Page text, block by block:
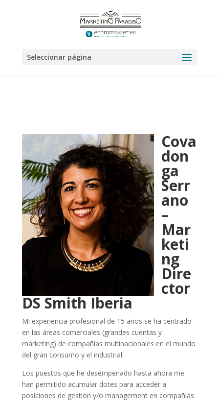
Seleccionar página
Cova
don
ga
Serr
ano
–
Mar
keti
ng
Dire
ctor
DS Smith Iberia
Mi experiencia profesional de 15 años se ha centrado
en las áreas comerciales (grandes cuentas y
marketing) de compañías multinacionales en el mundo
del gran consumo y el industrial.
Los puestos que he desempeñado hasta ahora me
han permitido acumular dotes para acceder a
posiciones de gestión y/o management en compañías